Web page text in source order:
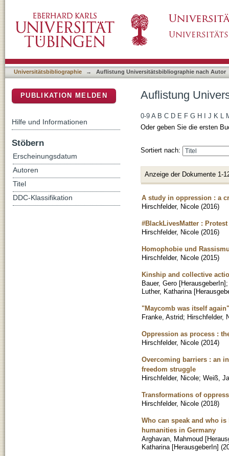
Universitätsbibliographie → Auflistung Universitätsbibliographie nach Autor
Auflistung
0-9 A B C D E F G H J K L
Oder geben Sie die ersten
Sortiert nach:
Anzeige der Dokumente 1-
A study in oppression : a
Hirschfelder, Nicole (2016)
#BlackLivesMatter :
Hirschfelder, Nicole (2016)
Homophobie und
Hirschfelder, Nicole (2015)
Kinship and collective
Bauer, Gero [HerausgeberIn]
Luther, Katharina
"Maycomb was itself
Franke, Astrid; Hirschfelder,
Oppression as process :
Hirschfelder, Nicole (2014)
Overcoming barriers : an
freedom struggle
Hirschfelder, Nicole; Weiß,
Transformations of
Hirschfelder, Nicole (2018)
Who can speak and who
humanities in Germany
Arghavan, Mahmoud
Katharina [HerausgeberIn] (
PUBLIKATION MELDEN
Hilfe und Informationen
Stöbern
Erscheinungsdatum
Autoren
Titel
DDC-Klassifikation